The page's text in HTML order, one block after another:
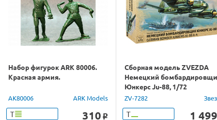
Набор фигурок ARK 80006.
Красная армия.
AK80006 ARK Models
Т 310 o
Сборная модель ZVEZDA
Немецкий
Юнкерс Ju-88, 1/72
ZV-7282
Т 1 499